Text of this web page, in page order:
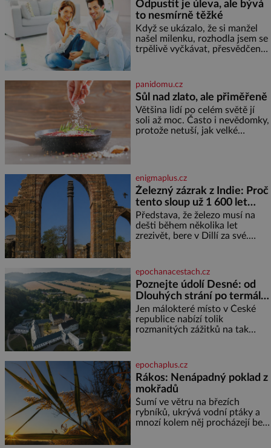
Odpustit je úleva, ale bývá
to nesmírně těžké
Když se ukázalo, že si manžel
našel milenku, rozhodla jsem se
trpělivě vyčkávat, přesvědčena,
nejtěžších věcí na světě. Ale
každý, kdo s tím má nějaké
zkušenosti, se zapřísahá, že
pokud odpustíte, znatelně se
vám uleví. Když se ke mně
doneslo, že si manžel pořídil
panidomu.cz
Sůl nad zlato, ale přiměřeně
Většina lidí po celém světě jí
soli až moc. Často i nevědomky,
protože netuší, jak velké
sladkých. Sůl je zdravá Ale v
ani ne třetinovém množství, než
je pro většinu populace běžné.
Její základní složky– sodík a
chlór – jsou zásadní pro
správné hospodaření
enigmaplus.cz
Železný zázrak z Indie: Proč
tento sloup už 1 600 let
nezná rez?
Představa, že železo musí na
dešti během několika let
zrezivět, bere v Dillí za své.
železný sloup, který už přibližně
1 600 let odolává počasí
epochanacestach.cz
Poznejte údolí Desné: od
Dlouhých strání po termální
prameny
Jen málokteré místo v České
republice nabízí tolik
rozmanitých zážitků na tak
jediného dne můžete
nahlédnout do útrob jedné z
nejvýznamnějších vodních
elektráren v Evropě, vydat se na
horské hřebeny, projet se na
koloběžce a den zakončit
poznáváním památek ve
epochaplus.cz
Rákos: Nenápadný poklad z
mokřadů
Šumí ve větru na březích
rybníků, ukrývá vodní ptáky a
mnozí kolem něj procházejí bez